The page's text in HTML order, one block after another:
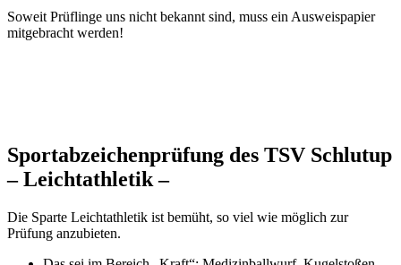
Soweit Prüflinge uns nicht bekannt sind, muss ein Ausweispapier
mitgebracht werden!
Sportabzeichenprüfung des TSV Schlutup
– Leichtathletik –
Die Sparte Leichtathletik ist bemüht, so viel wie möglich zur
Prüfung anzubieten.